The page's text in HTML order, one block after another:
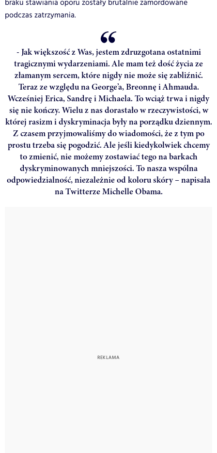
braku stawiania oporu zostały brutalnie zamordowane
podczas zatrzymania.
- Jak większość z Was, jestem zdruzgotana ostatnimi
tragicznymi wydarzeniami. Ale mam też dość życia ze
złamanym sercem, które nigdy nie może się zabliźnić.
Teraz ze względu na George’a, Breonnę i Ahmauda.
Wcześniej Erica, Sandrę i Michaela. To wciąż trwa i nigdy
się nie kończy. Wielu z nas dorastało w rzeczywistości, w
której rasizm i dyskryminacja były na porządku dziennym.
Z czasem przyjmowaliśmy do wiadomości, że z tym po
prostu trzeba się pogodzić. Ale jeśli kiedykolwiek chcemy
to zmienić, nie możemy zostawiać tego na barkach
dyskryminowanych mniejszości. To nasza wspólna
odpowiedzialność, niezależnie od koloru skóry – napisała
na Twitterze Michelle Obama.